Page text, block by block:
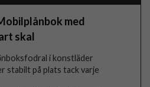
med
skal
i konstläder
stabilt på plats tack varje